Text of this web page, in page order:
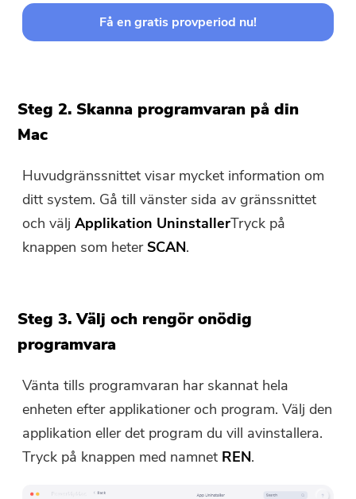
Få en gratis provperiod nu!
Steg 2. Skanna programvaran på din
Mac
Huvudgränssnittet visar mycket information om
ditt system. Gå till vänster sida av gränssnittet
och väljApplikation UninstallerTryck på
knappen som heter SCAN.
Steg 3. Välj och rengör onödig
programvara
Vänta tills programvaran har skannat hela
enheten efter applikationer och program. Välj den
applikation eller det program du vill avinstallera.
Tryck på knappen med namnet REN.